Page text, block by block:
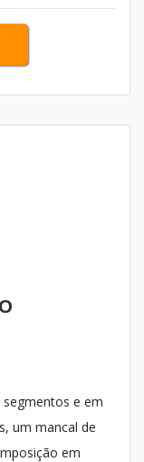
e em
um mancal de
em